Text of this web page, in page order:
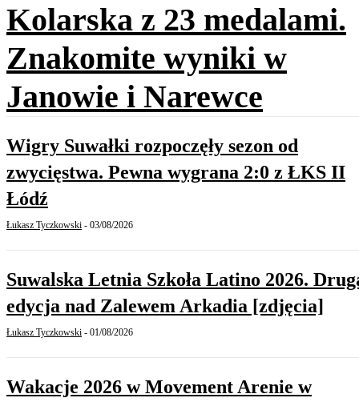
Kolarska z 23 medalami.
Znakomite wyniki w
Janowie i Narewce
Wigry Suwałki rozpoczęły sezon od
zwycięstwa. Pewna wygrana 2:0 z ŁKS II
Łódź
Łukasz Tyczkowski - 03/08/2026
Suwalska Letnia Szkoła Latino 2026.
edycja nad Zalewem Arkadia [zdjęcia]
Łukasz Tyczkowski - 01/08/2026
Wakacje 2026 w Movement Arenie w